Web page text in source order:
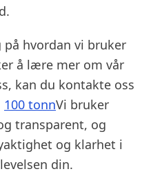
hvordan vi bruker
å lære mer om vår
kan du kontakte oss
100 tonnVi bruker
transparent, og
og klarhet i
din.